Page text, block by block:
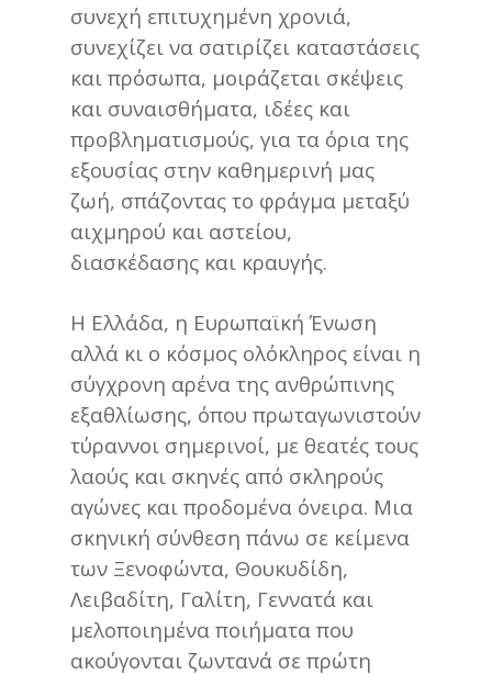
συνεχή επιτυχημένη χρονιά,
συνεχίζει να σατιρίζει καταστάσεις
και πρόσωπα, μοιράζεται σκέψεις
και συναισθήματα, ιδέες και
προβληματισμούς, για τα όρια της
εξουσίας στην καθημερινή μας
ζωή, σπάζοντας το φράγμα μεταξύ
αιχμηρού και αστείου,
διασκέδασης και κραυγής.
Η Ελλάδα, η Ευρωπαϊκή Ένωση
αλλά κι ο κόσμος ολόκληρος είναι η
σύγχρονη αρένα της ανθρώπινης
εξαθλίωσης, όπου πρωταγωνιστούν
τύραννοι σημερινοί, με θεατές τους
λαούς και σκηνές από σκληρούς
αγώνες και προδομένα όνειρα. Μια
σκηνική σύνθεση πάνω σε κείμενα
των Ξενοφώντα, Θουκυδίδη,
Λειβαδίτη, Γαλίτη, Γεννατά και
μελοποιημένα ποιήματα που
ακούγονται ζωντανά σε πρώτη